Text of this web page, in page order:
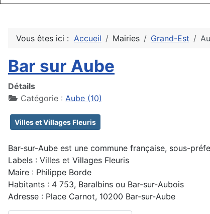
Vous êtes ici : Accueil Mairies Grand-Est
Bar sur Aube
Détails
Catégorie : Aube (10)
Villes et Villages Fleuris
Bar-sur-Aube est une commune française, sous-
Labels : Villes et Villages Fleuris
Maire : Philippe Borde
Habitants : 4 753, Baralbins ou Bar-sur-Aubois
Adresse : Place Carnot, 10200 Bar-sur-Aube